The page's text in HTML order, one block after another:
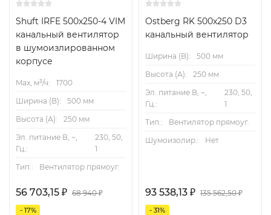
производственных помещений, когда есть
повышенные требования к уровню шума.
Преимущества
Мотор-колёса премиум качества Ziehl-Abegg
(Германия) или SHUFT (Дания)
звукоизоляции с высокой плотностью
Сервисная крышка на зажимах облегчает
Уникальные модели с напором до 1500 Па
Shuft IRFE 500x250-4 VIM
канальный вентилятор
в шумоизлированном
корпусе
Max, м³/ч:
1700
Ширина (B):
500 мм
Высота (А):
250 мм
Эл. питание В, ~,
Гц.:
230, 50,
1
Тип.:
Вентилятор прямоуг.
56 703,15 ₽ 68 940₽
- 17%
Ostberg RK 500x250 D3
канальный вентилятор
Ширина (B):
500 мм
Высота (А):
250 мм
Эл. питание В, ~,
Гц.:
230, 50,
1
Тип.:
Вентилятор прямоуг.
Шумоизолир.:
Нет
93 538,13 ₽ 135 562,50₽
- 31%